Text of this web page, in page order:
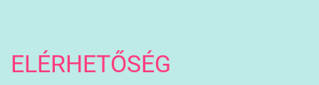
ELÉRHETŐSÉG